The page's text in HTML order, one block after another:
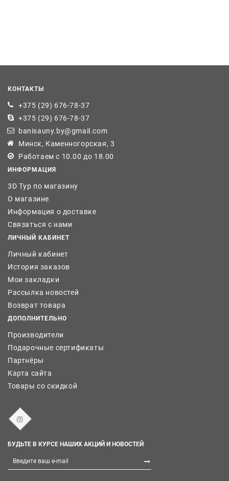
КОНТАКТЫ
+375 (29) 676-78-37
+375 (29) 676-78-37
banisauny.by@gmail.com
Минск, Каменногорская, 3
Работаем с 10.00 до 18.00
ИНФОРМАЦИЯ
3D Тур по магазину
О магазине
Информация о доставке
Связаться с нами
ЛИЧНЫЙ КАБИНЕТ
Личный кабинет
История заказов
Мои закладки
Рассылка новостей
Возврат товара
ДОПОЛНИТЕЛЬНО
Производители
Подарочные сертификаты
Партнёры
Карта сайта
Товары со скидкой
БУДЬТЕ В КУРСЕ НАШИХ АКЦИЙ И НОВОСТЕЙ